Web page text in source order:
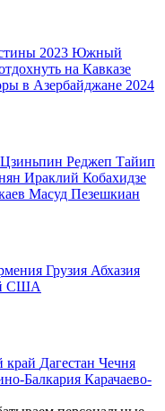
2023 Южный
на Кавказе
в Азербайджане 2024
Реджеп Тайип
Ираклий Кобахидзе
Масуд Пезешкиан
Грузия Абхазия
США
край Дагестан Чечня
Балкария Карачаево-